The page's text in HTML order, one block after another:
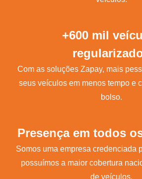
+600 mil
Com as soluções Zapay, mais
seus veículos em menos tempo e
bolso.
Presença em todos
Somos uma empresa credenciada
possuímos a maior cobertura
de veículos.